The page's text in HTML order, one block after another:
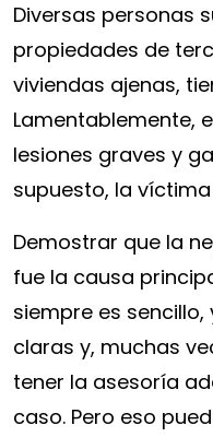
tras
un
accidente
en
una
propiedad
privada?
Diversas personas
propiedades de
viviendas ajenas,
Lamentablemente,
lesiones graves y
supuesto, la
Demostrar que la
fue la causa
siempre es
claras y, muchas
tener la asesoría
caso. Pero eso